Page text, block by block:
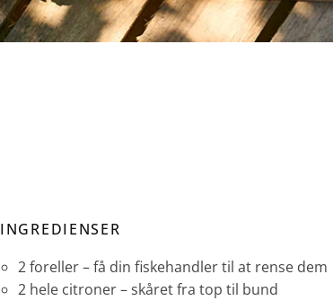
INGREDIENSER
2 foreller – få din fiskehandler til at rense dem
2 hele citroner – skåret fra top til bund